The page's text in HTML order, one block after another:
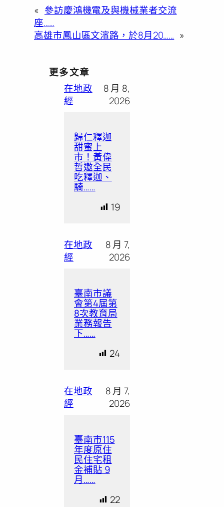
« 參訪慶鴻機電及與機械業者交流
座……
高雄市鳳山區文濱路，於8月20…… »
更多文章
在地政
經
8 月 8,
2026
歸仁釋迦
甜蜜上
市！黃偉
哲邀全民
吃釋迦、
騎……
19
在地政
經
8 月 7,
2026
臺南市議
會第4屆第
8次教育局
業務報告
下……
24
在地政
經
8 月 7,
2026
臺南市115
年度原住
民住宅租
金補貼 9
月……
22